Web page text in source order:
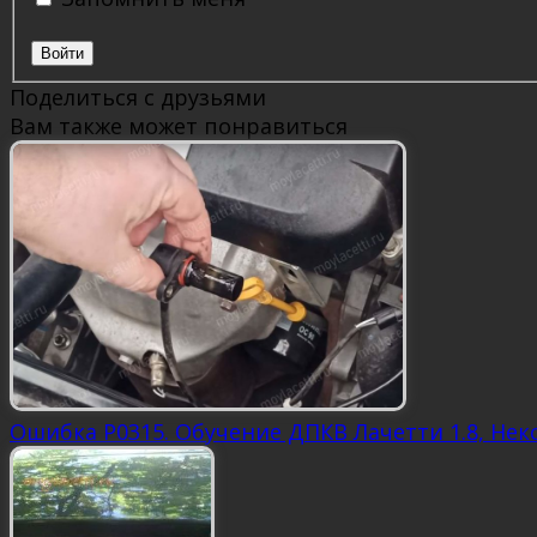
Войти
Поделиться с друзьями
Вам также может понравиться
Ошибка P0315. Обучение ДПКВ Лачетти 1.8,